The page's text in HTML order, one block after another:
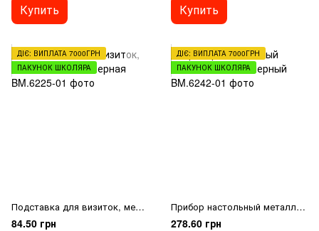
Купить Купить
ДІЄ: ВИПЛАТА 7000ГРН
ПАКУНОК ШКОЛЯРА
Подставка для визиток, металлическая, черная
84.50 грн
ДІЄ: ВИПЛАТА 7000ГРН
ПАКУНОК ШКОЛЯРА
Прибор настольный металлический, черный
278.60 грн